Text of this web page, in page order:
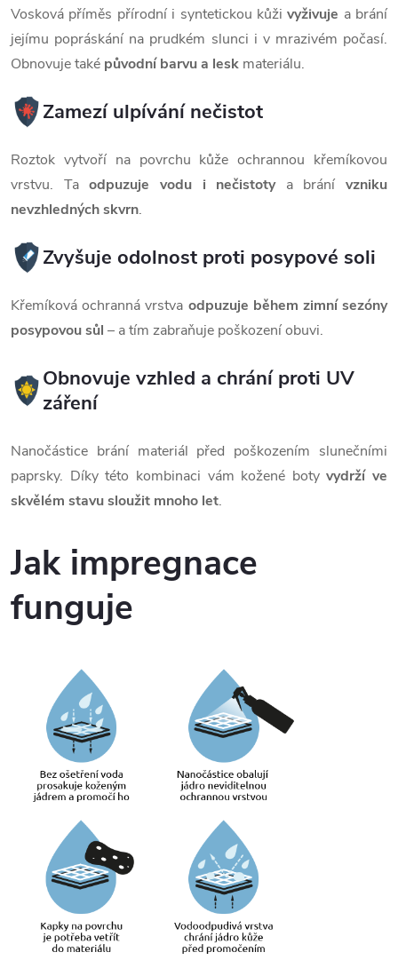
Vosková příměs přírodní i syntetickou kůživyživuje a brání
jejímu popráskání na prudkém slunci i v mrazivém počasí.
Obnovuje také původní barvu a lesk materiálu.
Zamezí ulpívání nečistot
Roztok vytvoří na povrchu kůže ochrannou křemíkovou
vrstvu. Taodpuzuje vodu i nečistoty a brání vzniku
nevzhledných skvrn.
Zvyšuje odolnost proti posypové soli
Křemíková ochranná vrstva odpuzuje během zimní sezóny
posypovou sůl – a tím zabraňuje poškození obuvi.
Obnovuje vzhled a chrání proti UV
záření
Nanočástice brání materiál před poškozením slunečními
paprsky. Díky této kombinaci vám kožené botyvydrží ve
skvělém stavu sloužit mnoho let.
Jak impregnace
funguje